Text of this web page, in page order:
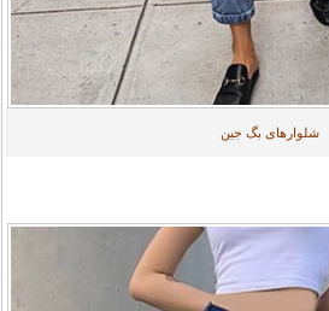
شلوارهای بگ جین